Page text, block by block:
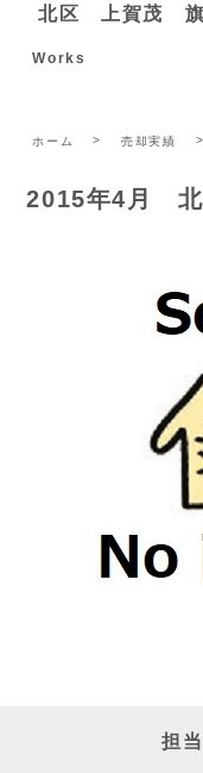
北区 上賀茂 旗
Works
ホーム 売却実績
2015年4月
担